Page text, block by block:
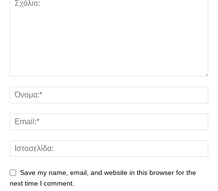
Save my name, email, and website in this browser for the
next time I comment.